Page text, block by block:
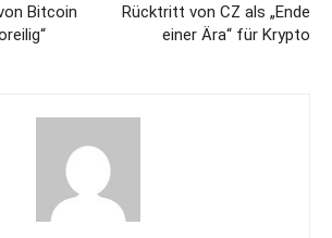
Bitcoin
Rücktritt von CZ als „Ende
einer Ära“ für Krypto